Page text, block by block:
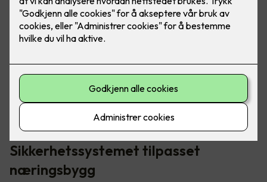
Elotec Ajax-systemet inneholder blant annet brannalarm,
vannalarm, innbruddsalarm, kameraovervåking og
Sikkerhetssystemet tilpasset
næringsbygg